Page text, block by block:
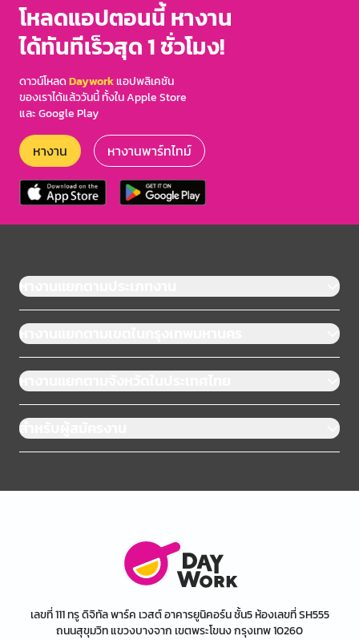
โหลดแอปตอนนี้ หางาน
ได้ทันทีเร็วสุด 1 ชั่วโมง!
ดาวน์โหลดDayworkแอปพลิเคชัน
ของเราได้แล้ววันนี้ ทั้งใน Apple Store
และ Google Play
หางาน หางานพาร์ทไทม์
หางานแยกตามประเภทงาน
หางานแยกตามเขตในกรุงเทพมหานคร
หางานแยกตามจังหวัดในประเทศไทย
สำหรับผู้สมัครงาน
เลขที่ 111 ทรู ดิจิทัล พาร์ค เวสต์ อาคารยูนิคอร์น ชั้น5 ห้องเลขที่ SH555
ถนนสุขุมวิท แขวงบางจาก เขตพระโขนง กรุงเทพ 10260